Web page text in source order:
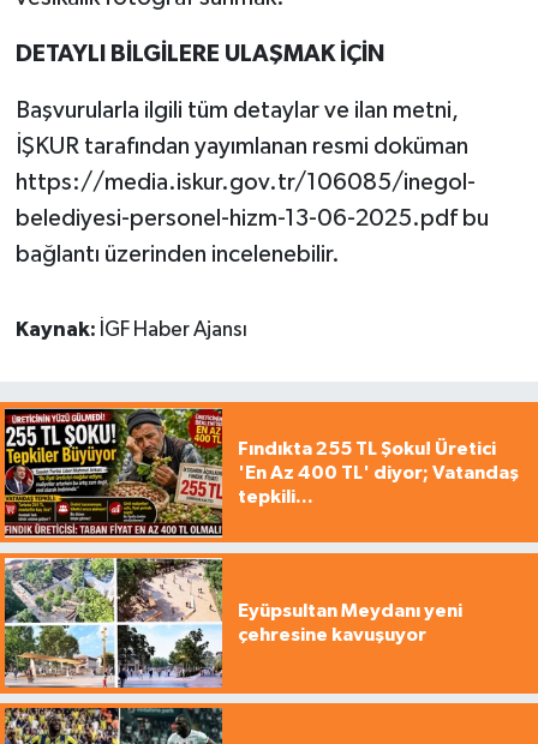
DETAYLI BİLGİLERE ULAŞMAK İÇİN
Başvurularla ilgili tüm detaylar ve ilan metni,
İŞKUR tarafından yayımlanan resmi doküman
https://media.iskur.gov.tr/106085/inegol-
belediyesi-personel-hizm-13-06-2025.pdf bu
bağlantı üzerinden incelenebilir.
Kaynak: İGF Haber Ajansı
Fındıkta 255 TL Şoku! Üretici
'En Az 400 TL' diyor; Vatandaş
tepkili...
Eyüpsultan Meydanı yeni
çehresine kavuşuyor